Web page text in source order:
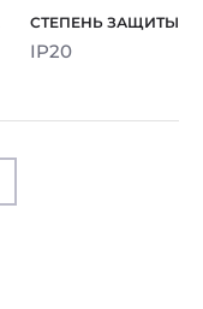
IP20